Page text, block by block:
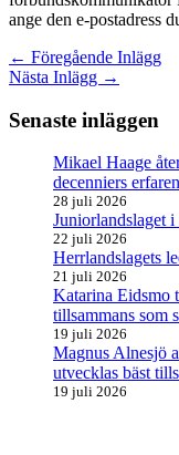
ange den e-postadress
← Föregående Inlägg
Nästa Inlägg →
Senaste inläggen
Mikael Haage
decenniers
28 juli 2026
Juniorlandslaget
22 juli 2026
Herrlandslagets
21 juli 2026
Katarina Eidsmo
tillsammans som
19 juli 2026
Magnus Alnesjö
utvecklas bäst
19 juli 2026